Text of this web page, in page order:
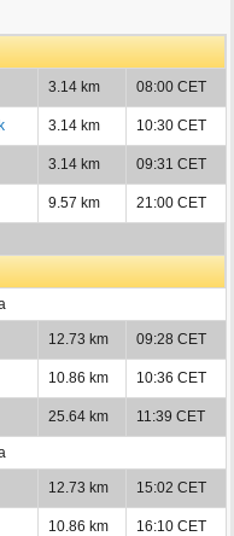
3.14 km 08:00 CET
3.14 km 10:30 CET
3.14 km 09:31 CET
9.57 km 21:00 CET
12.73 km 09:28 CET
10.86 km 10:36 CET
25.64 km 11:39 CET
12.73 km 15:02 CET
10.86 km 16:10 CET